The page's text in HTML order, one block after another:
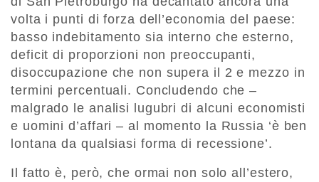
volta i punti di forza dell’economia del paese:
basso indebitamento sia interno che esterno,
deficit di proporzioni non preoccupanti,
disoccupazione che non supera il 2 e mezzo in
termini percentuali. Concludendo che –
malgrado le analisi lugubri di alcuni economisti
e uomini d’affari – al momento la Russia ‘è ben
lontana da qualsiasi forma di recessione’.
Il fatto è, però, che ormai non solo all’estero,